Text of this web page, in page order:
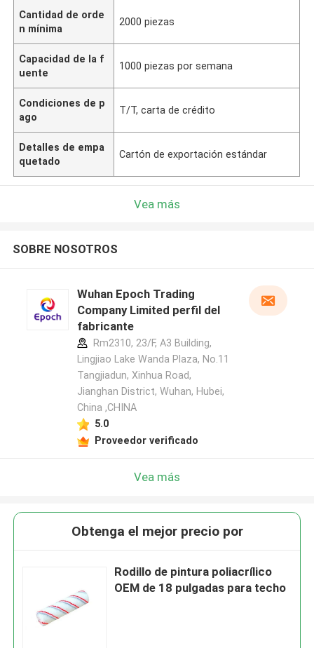
Cantidad de orde
n mínima
2000 piezas
Capacidad de la f
uente
1000 piezas por semana
Condiciones de p
ago
T/T, carta de crédito
Detalles de empa
quetado
Cartón de exportación estándar
Vea más
SOBRE NOSOTROS
Wuhan Epoch Trading
Company Limited perfil del
fabricante
Rm2310, 23/F, A3 Building,
Lingjiao Lake Wanda Plaza, No.11
Tangjiadun, Xinhua Road,
Jianghan District, Wuhan, Hubei,
China ,CHINA
5.0
Proveedor verificado
Vea más
Obtenga el mejor precio por
Rodillo de pintura poliacrílico
OEM de 18 pulgadas para techo